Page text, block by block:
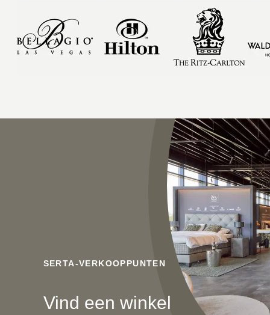
Vind een winkel
SERTA-VERKOOPPUNTEN